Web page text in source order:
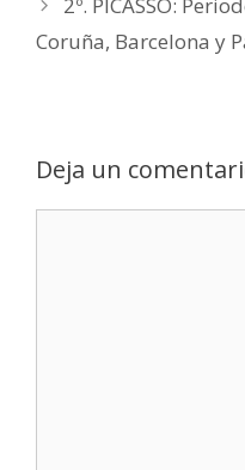
Coruña, Barcelona y
Deja un